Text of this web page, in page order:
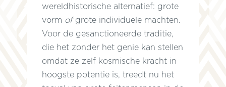
wereldhistorische alternatief: grote
vorm of grote individuele machten.
Voor de gesanctioneerde traditie,
die het zonder het genie kan stellen
omdat ze zelf kosmische kracht in
hoogste potentie is, treedt nu het